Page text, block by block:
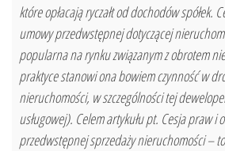
które opłacają ryczałt od dochodów spółek.
umowy przedwstępnej dotyczącej
popularna na rynku związanym z obrotem
praktyce stanowi ona bowiem czynność w
nieruchomości, w szczególności tej
usługowej). Celem artykułu pt. Cesja praw i
przedwstępnej sprzedaży nieruchomości –